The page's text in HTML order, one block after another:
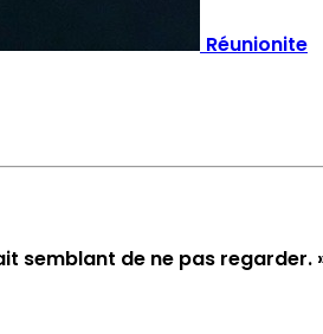
Réunionite
semblant de ne pas regarder.